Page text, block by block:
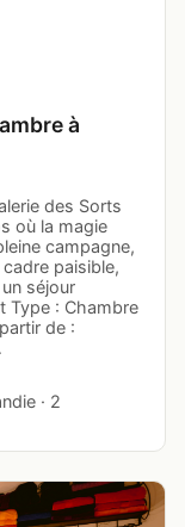
à
des Sorts
où la magie
campagne,
paisible,
séjour
Type : Chambre
de :
· 2